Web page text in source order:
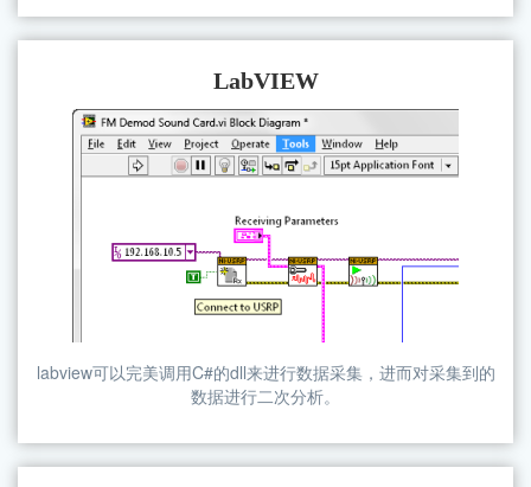
LabVIEW
labview可以完美调用C#的dll来进行数据采集，进而对采集到的
数据进行二次分析。